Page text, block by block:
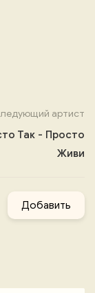
артист
Так - Просто
Живи
Добавить